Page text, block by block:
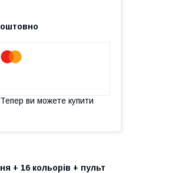
Тепер ви можете купити
+ 16 кольорів + пульт